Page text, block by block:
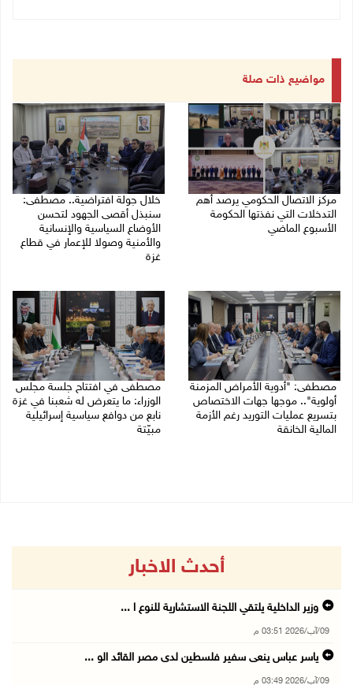
مواضيع ذات صلة
مركز الاتصال الحكومي يرصد أهم
التدخلات التي نفذتها الحكومة
الأسبوع الماضي
خلال جولة افتراضية.. مصطفى:
سنبذل أقصى الجهود لتحسن
الأوضاع السياسية والإنسانية
والأمنية وصولا للإعمار في قطاع
غزة
مصطفى: "أدوية الأمراض المزمنة
أولوية".. موجها جهات الاختصاص
بتسريع عمليات التوريد رغم الأزمة
المالية الخانقة
مصطفى في افتتاح جلسة مجلس
الوزراء: ما يتعرض له شعبنا في غزة
نابع من دوافع سياسية إسرائيلية
مبيّتة
أحدث الاخبار
وزير الداخلية يلتقي اللجنة الاستشارية للنوع ا ...
09/آب/2026 03:51 م
ياسر عباس ينعى سفير فلسطين لدى مصر القائد الو ...
09/آب/2026 03:49 م